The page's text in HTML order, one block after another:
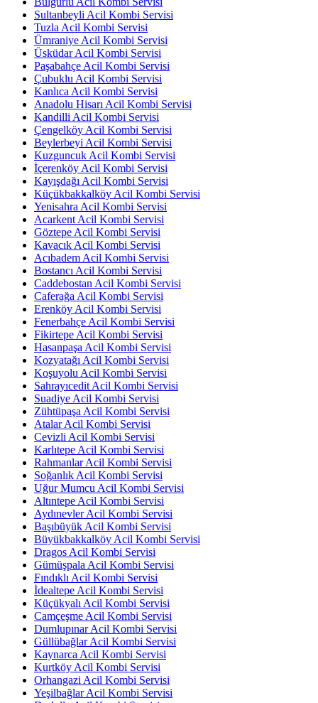
Sultanbeyli Acil Kombi Servisi
Tuzla Acil Kombi Servisi
Ümraniye Acil Kombi Servisi
Üsküdar Acil Kombi Servisi
Paşabahçe Acil Kombi Servisi
Çubuklu Acil Kombi Servisi
Kanlıca Acil Kombi Servisi
Anadolu Hisarı Acil Kombi Servisi
Kandilli Acil Kombi Servisi
Çengelköy Acil Kombi Servisi
Beylerbeyi Acil Kombi Servisi
Kuzguncuk Acil Kombi Servisi
İçerenköy Acil Kombi Servisi
Kayışdağı Acil Kombi Servisi
Küçükbakkalköy Acil Kombi Servisi
Yenisahra Acil Kombi Servisi
Acarkent Acil Kombi Servisi
Göztepe Acil Kombi Servisi
Kavacık Acil Kombi Servisi
Acıbadem Acil Kombi Servisi
Bostancı Acil Kombi Servisi
Caddebostan Acil Kombi Servisi
Caferağa Acil Kombi Servisi
Erenköy Acil Kombi Servisi
Fenerbahçe Acil Kombi Servisi
Fikirtepe Acil Kombi Servisi
Hasanpaşa Acil Kombi Servisi
Kozyatağı Acil Kombi Servisi
Koşuyolu Acil Kombi Servisi
Sahrayıcedit Acil Kombi Servisi
Suadiye Acil Kombi Servisi
Zühtüpaşa Acil Kombi Servisi
Atalar Acil Kombi Servisi
Cevizli Acil Kombi Servisi
Karlıtepe Acil Kombi Servisi
Rahmanlar Acil Kombi Servisi
Soğanlık Acil Kombi Servisi
Uğur Mumcu Acil Kombi Servisi
Altıntepe Acil Kombi Servisi
Aydınevler Acil Kombi Servisi
Başıbüyük Acil Kombi Servisi
Büyükbakkalköy Acil Kombi Servisi
Dragos Acil Kombi Servisi
Gümüşpala Acil Kombi Servisi
Fındıklı Acil Kombi Servisi
İdealtepe Acil Kombi Servisi
Küçükyalı Acil Kombi Servisi
Camçeşme Acil Kombi Servisi
Dumlupınar Acil Kombi Servisi
Güllübağlar Acil Kombi Servisi
Kaynarca Acil Kombi Servisi
Kurtköy Acil Kombi Servisi
Orhangazi Acil Kombi Servisi
Yeşilbağlar Acil Kombi Servisi